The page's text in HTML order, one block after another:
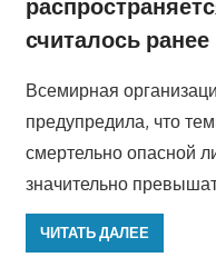
считалось ранее
Всемирная
предупредила, что
смертельно опасной
значительно
ЧИТАТЬ ДАЛЕЕ